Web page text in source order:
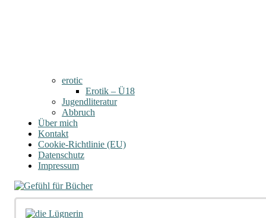
erotic
Erotik – Ü18
Jugendliteratur
Abbruch
Über mich
Kontakt
Cookie-Richtlinie (EU)
Datenschutz
Impressum